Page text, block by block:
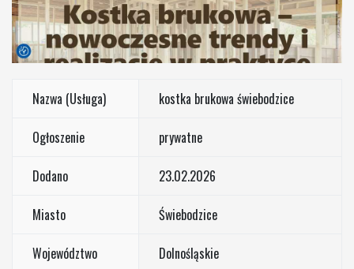
Nazwa (Usługa) kostka brukowa świebodzice
Ogłoszenie prywatne
Dodano 23.02.2026
Miasto Świebodzice
Województwo Dolnośląskie